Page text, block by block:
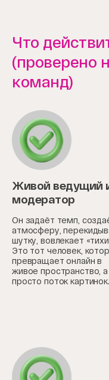
Что
(проверено
команд)
Живой ведущий
модератор
Он задаёт темп,
атмосферу,
шутку, вовлекает
Это тот человек,
превращает онлайн в
живое пространство,
просто поток картинок.